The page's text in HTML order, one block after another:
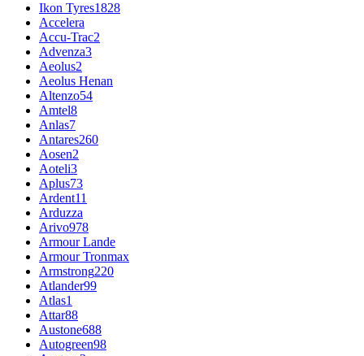
Ikon Tyres1828
Accelera
Accu-Trac2
Advenza3
Aeolus2
Aeolus Henan
Altenzo54
Amtel8
Anlas7
Antares260
Aosen2
Aoteli3
Aplus73
Ardent11
Arduzza
Arivo978
Armour Lande
Armour Tronmax
Armstrong220
Atlander99
Atlas1
Attar88
Austone688
Autogreen98